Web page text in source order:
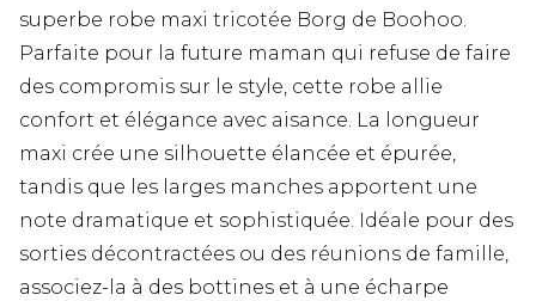
superbe robe maxi tricotée Borg de Boohoo.
Parfaite pour la future maman qui refuse de faire
des compromis sur le style, cette robe allie
confort et élégance avec aisance. La longueur
maxi crée une silhouette élancée et épurée,
tandis que les larges manches apportent une
note dramatique et sophistiquée. Idéale pour des
sorties décontractées ou des réunions de famille,
associez-la à des bottines et à une écharpe